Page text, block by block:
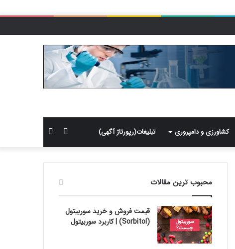
کشاورزی و دامپروری تبلیغات(رپورتاژ آگهی)
برای
سایدبار
محبوب ترین مقالات
قیمت فروش و خرید سوربیتول
(Sorbitol) | کاربرد سوربیتول